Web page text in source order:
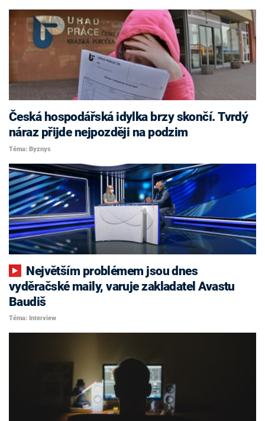
Česká hospodářská idylka brzy skončí. Tvrdý
náraz přijde nejpozději na podzim
Téma: Byznys
vyděračské maily, varuje zakladatel Avastu
Baudiš
Téma: Interview